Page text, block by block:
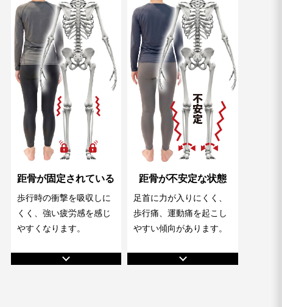
距骨が固定されている
歩行時の衝撃を吸収しに
くく、強い疲労感を感じ
やすくなります。
距骨が不安定な状態
足首に力が入りにくく、
歩行痛、運動痛を起こし
やすい傾向があります。